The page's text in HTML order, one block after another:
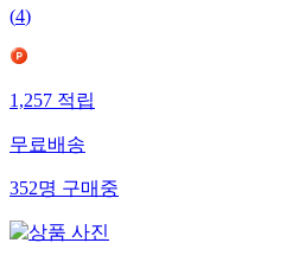
(4)
1,257 적립
무료배송
352명 구매중